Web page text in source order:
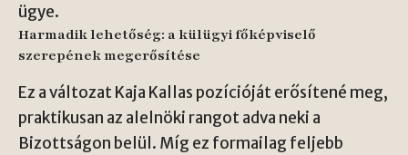
ügye.
Harmadik lehetőség: a külügyi főképviselő
szerepének megerősítése
Ez a változat Kaja Kallas pozícióját erősítené meg,
praktikusan az alelnöki rangot adva neki a
Bizottságon belül. Míg ez formailag feljebb